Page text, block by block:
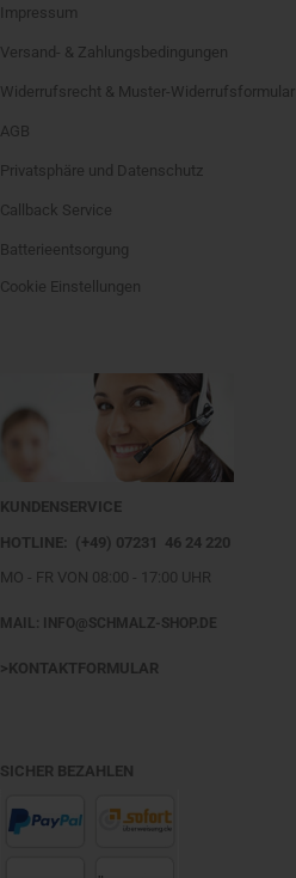
Impressum
Versand- & Zahlungsbedingungen
Widerrufsrecht & Muster-Widerrufsformular
AGB
Privatsphäre und Datenschutz
Callback Service
Batterieentsorgung
Cookie Einstellungen
KUNDENSERVICE
HOTLINE: (+49) 07231 46 24 220
MO - FR VON 08:00 - 17:00 UHR
MAIL: INFO@SCHMALZ-SHOP.DE
>KONTAKTFORMULAR
SICHER BEZAHLEN